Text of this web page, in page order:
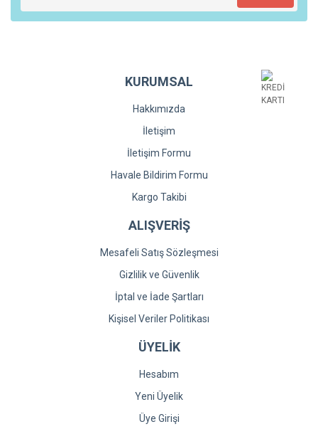
KURUMSAL
Hakkımızda
İletişim
İletişim Formu
Havale Bildirim Formu
Kargo Takibi
ALIŞVERİŞ
Mesafeli Satış Sözleşmesi
Gizlilik ve Güvenlik
İptal ve İade Şartları
Kişisel Veriler Politikası
ÜYELİK
Hesabım
Yeni Üyelik
Üye Girişi